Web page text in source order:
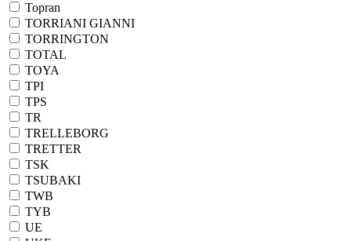
Topran
TORRIANI GIANNI
TORRINGTON
TOTAL
TOYA
TPI
TPS
TR
TRELLEBORG
TRETTER
TSK
TSUBAKI
TWB
TYB
UE